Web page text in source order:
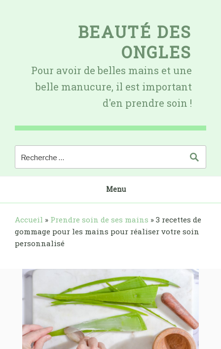
BEAUTÉ DES
ONGLES
Pour avoir de belles mains et une
belle manucure, il est important
d'en prendre soin !
Menu
Accueil » Prendre soin de ses mains » 3 recettes de
gommage pour les mains pour réaliser votre soin
personnalisé